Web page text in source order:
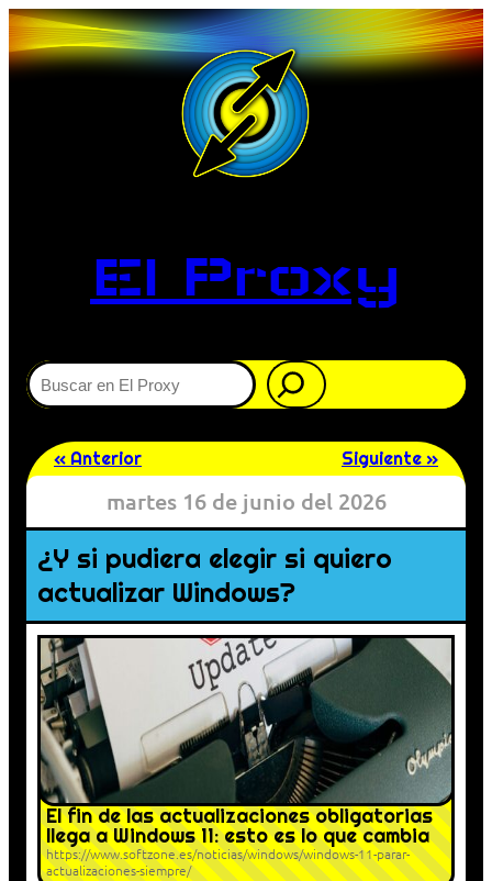
El Proxy
Buscar
« Anterior Siguiente »
martes 16 de junio del 2026
¿Y si pudiera elegir si quiero
actualizar Windows?
El fin de las actualizaciones obligatorias
llega a Windows 11: esto es lo que cambia
https://www.softzone.es/noticias/windows/windows-11-parar-
actualizaciones-siempre/